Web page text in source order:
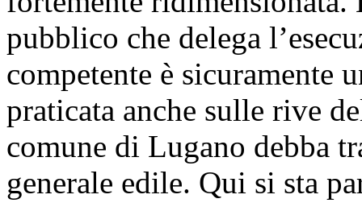
pubblico che delega
competente è sicuramente
praticata anche sulle rive
comune di Lugano debba
generale edile. Qui si sta